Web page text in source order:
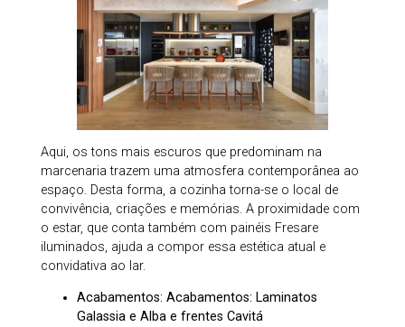
Aqui, os tons mais escuros que predominam na
marcenaria trazem uma atmosfera contemporânea ao
espaço. Desta forma, a cozinha torna-se o local de
convivência, criações e memórias. A proximidade com
o estar, que conta também com painéis Fresare
iluminados, ajuda a compor essa estética atual e
convidativa ao lar.
Acabamentos: Acabamentos: Laminatos
Galassia e Alba e frentes Cavitá